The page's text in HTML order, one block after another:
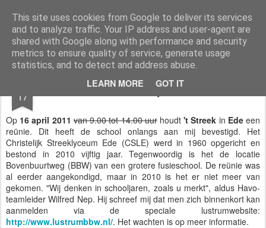
This site uses cookies from Google to deliver its services
and to analyze traffic. Your IP address and user-agent are
shared with Google along with performance and security
metrics to ensure quality of service, generate usage
statistics, and to detect and address abuse.
LEARN MORE GOT IT
Styloblog Stylo is secretariaat en tekstredactie Ytzen Lont
Pages
17 Reünie Streeklyceum Ede
Op 16 april 2011 van 9.00 tot 14.00 uurhoudt't Streek in Edeeen
reünie. Dit heeft de school onlangs aan mij bevestigd. Het
Christelijk Streeklyceum Ede (CSLE) werd in 1960 opgericht en
bestond in 2010 vijftig jaar. Tegenwoordig is het de locatie
Bovenbuurtweg (BBW) van een grotere fusieschool. De reünie was
al eerder aangekondigd, maar in 2010 is het er niet meer van
gekomen. "Wij denken in schooljaren, zoals u merkt", aldus Havo-
teamleider Wilfred Nep. Hij schreef mij dat men zich binnenkort kan
aanmelden via de speciale lustrumwebsite:
http://www.lustrumbbw.nl/. Het wachten is op meer informatie.